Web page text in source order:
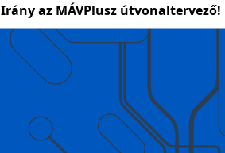
Irány az MÁVPlusz útvonaltervező!